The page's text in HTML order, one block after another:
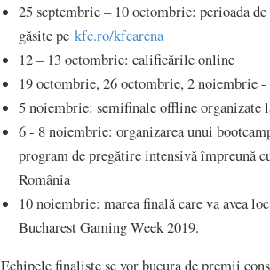
25 septembrie – 10 octombrie: perioada
găsite pe kfc.ro/kfcarena
12 – 13 octombrie: calificările online
19 octombrie, 26 octombrie, 2 noiembrie
5 noiembrie: semifinale offline organizate
6 - 8 noiembrie: organizarea unui
program de pregătire intensivă împreună
România
10 noiembrie: marea finală care va avea
Bucharest Gaming Week 2019.
Echipele finaliste se vor bucura de premii